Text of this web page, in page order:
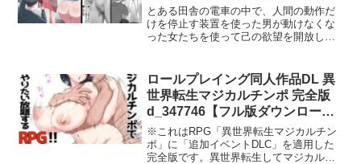
ンロード】
とある田舎の電車の中で、人間の動作だ
けを停止す装置を使った男が動けなくな
った女たちを使って己の欲望を開放して
せられるこちらは支援サイトにて投稿し
ていた作品を見やすくまとめたものにな
ります！いつも使う移動手段の電車でや
っちゃいけないことをさせられるそんな
作品です！本編32pです！ぜひご覧になっ
てください！！！
ロールプレイング同人作品DL 異
世界転生マジカルチンポ 完全版
d_347746【フル版ダウンロー
ド】
※これはRPG「異世界転生マジカルチン
ポ」に「追加イベントDLC」を適用した
完全版です。異世界転生してマジカルチ